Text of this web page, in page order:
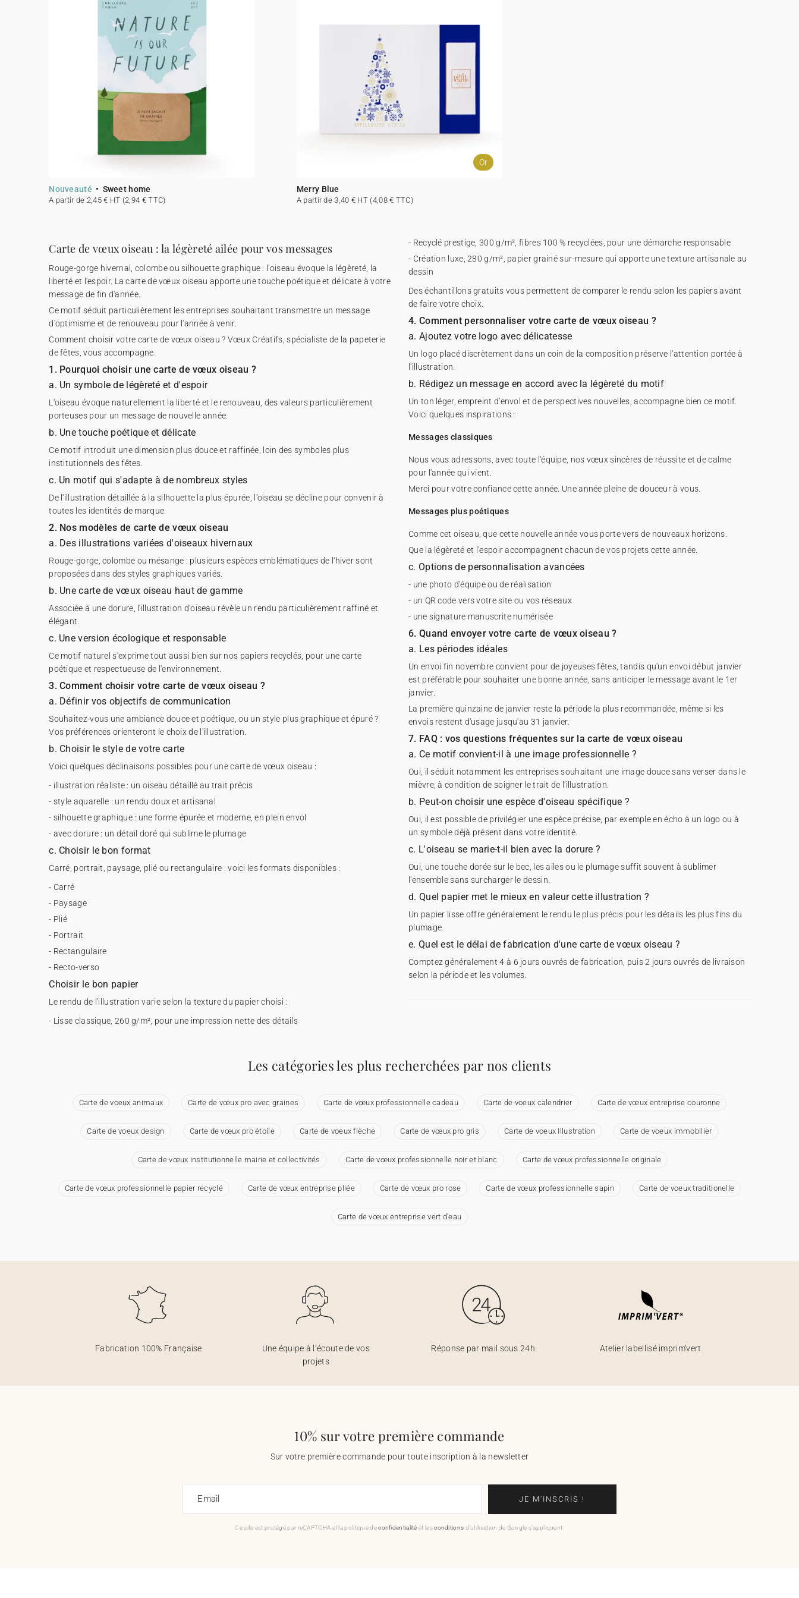
Nouveauté Sweet home
A partir de 2,45 € HT (2,94 € TTC)
Or
Merry Blue
A partir de 3,40 € HT (4,08 € TTC)
Carte de vœux oiseau : la légèreté ailée pour vos messages
Rouge-gorge hivernal, colombe ou silhouette graphique : l'oiseau évoque la légèreté, la
liberté et l'espoir. La carte de vœux oiseau apporte une touche poétique et délicate à votre
message de fin d'année.
Ce motif séduit particulièrement les entreprises souhaitant transmettre un message
d'optimisme et de renouveau pour l'année à venir.
Comment choisir votre carte de vœux oiseau ? Vœux Créatifs, spécialiste de la papeterie
de fêtes, vous accompagne.
1. Pourquoi choisir une carte de vœux oiseau ?
a. Un symbole de légèreté et d'espoir
L'oiseau évoque naturellement la liberté et le renouveau, des valeurs particulièrement
porteuses pour un message de nouvelle année.
b. Une touche poétique et délicate
Ce motif introduit une dimension plus douce et raffinée, loin des symboles plus
institutionnels des fêtes.
c. Un motif qui s'adapte à de nombreux styles
De l'illustration détaillée à la silhouette la plus épurée, l'oiseau se décline pour convenir à
toutes les identités de marque.
2. Nos modèles de carte de vœux oiseau
a. Des illustrations variées d'oiseaux hivernaux
Rouge-gorge, colombe ou mésange : plusieurs espèces emblématiques de l'hiver sont
proposées dans des styles graphiques variés.
b. Une carte de vœux oiseau haut de gamme
Associée à une dorure, l'illustration d'oiseau révèle un rendu particulièrement raffiné et
élégant.
c. Une version écologique et responsable
Ce motif naturel s'exprime tout aussi bien sur nos papiers recyclés, pour une carte
poétique et respectueuse de l'environnement.
3. Comment choisir votre carte de vœux oiseau ?
a. Définir vos objectifs de communication
Souhaitez-vous une ambiance douce et poétique, ou un style plus graphique et épuré ?
Vos préférences orienteront le choix de l'illustration.
b. Choisir le style de votre carte
Voici quelques déclinaisons possibles pour une carte de vœux oiseau :
- illustration réaliste : un oiseau détaillé au trait précis
- style aquarelle : un rendu doux et artisanal
- silhouette graphique : une forme épurée et moderne, en plein envol
- avec dorure : un détail doré qui sublime le plumage
c. Choisir le bon format
Carré, portrait, paysage, plié ou rectangulaire : voici les formats disponibles :
- Carré
- Paysage
- Plié
- Portrait
- Rectangulaire
- Recto-verso
Choisir le bon papier
Le rendu de l'illustration varie selon la texture du papier choisi :
- Lisse classique, 260 g/m², pour une impression nette des détails
- Recyclé prestige, 300 g/m², fibres 100 % recyclées, pour une démarche responsable
- Création luxe, 280 g/m², papier grainé sur-mesure qui apporte une texture artisanale au
dessin
Des échantillons gratuits vous permettent de comparer le rendu selon les papiers avant
de faire votre choix.
4. Comment personnaliser votre carte de vœux oiseau ?
a. Ajoutez votre logo avec délicatesse
Un logo placé discrètement dans un coin de la composition préserve l'attention portée à
l'illustration.
b. Rédigez un message en accord avec la légèreté du motif
Un ton léger, empreint d'envol et de perspectives nouvelles, accompagne bien ce motif.
Voici quelques inspirations :
Messages classiques
Nous vous adressons, avec toute l'équipe, nos vœux sincères de réussite et de calme
pour l'année qui vient.
Merci pour votre confiance cette année. Une année pleine de douceur à vous.
Messages plus poétiques
Comme cet oiseau, que cette nouvelle année vous porte vers de nouveaux horizons.
Que la légèreté et l'espoir accompagnent chacun de vos projets cette année.
c. Options de personnalisation avancées
- une photo d'équipe ou de réalisation
- un QR code vers votre site ou vos réseaux
- une signature manuscrite numérisée
6. Quand envoyer votre carte de vœux oiseau ?
a. Les périodes idéales
Un envoi fin novembre convient pour de joyeuses fêtes, tandis qu'un envoi début janvier
est préférable pour souhaiter une bonne année, sans anticiper le message avant le 1er
janvier.
La première quinzaine de janvier reste la période la plus recommandée, même si les
envois restent d'usage jusqu'au 31 janvier.
7. FAQ : vos questions fréquentes sur la carte de vœux oiseau
a. Ce motif convient-il à une image professionnelle ?
Oui, il séduit notamment les entreprises souhaitant une image douce sans verser dans le
mièvre, à condition de soigner le trait de l'illustration.
b. Peut-on choisir une espèce d'oiseau spécifique ?
Oui, il est possible de privilégier une espèce précise, par exemple en écho à un logo ou à
un symbole déjà présent dans votre identité.
c. L'oiseau se marie-t-il bien avec la dorure ?
Oui, une touche dorée sur le bec, les ailes ou le plumage suffit souvent à sublimer
l'ensemble sans surcharger le dessin.
d. Quel papier met le mieux en valeur cette illustration ?
Un papier lisse offre généralement le rendu le plus précis pour les détails les plus fins du
plumage.
e. Quel est le délai de fabrication d'une carte de vœux oiseau ?
Comptez généralement 4 à 6 jours ouvrés de fabrication, puis 2 jours ouvrés de livraison
selon la période et les volumes.
Les catégories les plus recherchées par nos clients
Carte de voeux animaux Carte de vœux pro avec graines Carte de vœux professionnelle cadeau Carte de voeux calendrier Carte de vœux entreprise couronne
Carte de voeux design Carte de vœux pro étoile Carte de voeux flèche Carte de vœux pro gris Carte de voeux Illustration Carte de voeux immobilier
Carte de vœux institutionnelle mairie et collectivités Carte de vœux professionnelle noir et blanc Carte de vœux professionnelle originale
Carte de vœux professionnelle papier recyclé Carte de vœux entreprise pliée Carte de vœux pro rose Carte de vœux professionnelle sapin Carte de voeux traditionelle
Carte de vœux entreprise vert d'eau
Fabrication 100% Française
Une équipe à l’écoute de vos
projets
Réponse par mail sous 24h Atelier labellisé imprim'vert
10% sur votre première commande
Sur votre première commande pour toute inscription à la newsletter
Email JE M'INSCRIS !
Ce site est protégé par reCAPTCHA et la politique deconfidentialité et lesconditions d'utilisation de Google s'appliquent.